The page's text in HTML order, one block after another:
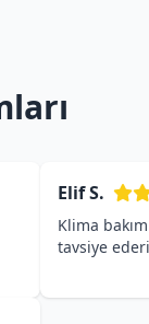
Elif S.
Klima
tavsiye